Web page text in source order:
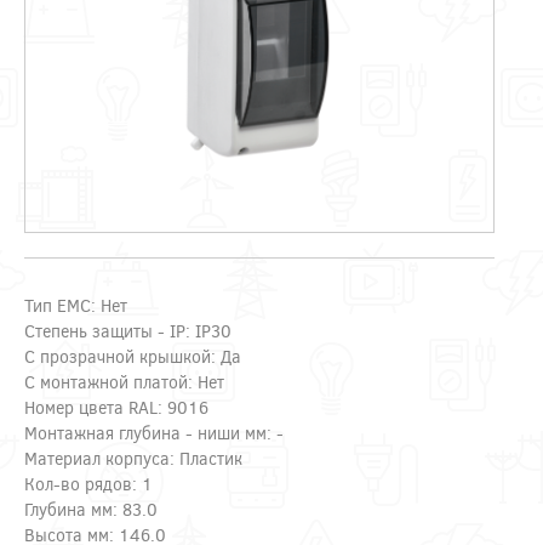
Тип EMC: Нет
Степень защиты - IP: IP30
С прозрачной крышкой: Да
С монтажной платой: Нет
Номер цвета RAL: 9016
Монтажная глубина - ниши мм: -
Материал корпуса: Пластик
Кол-во рядов: 1
Глубина мм: 83.0
Высота мм: 146.0